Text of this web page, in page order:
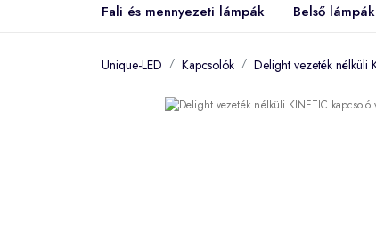
Fali és mennyezeti lámpák Belső lámpák
Unique-LED Kapcsolók Delight vezeték nélküli